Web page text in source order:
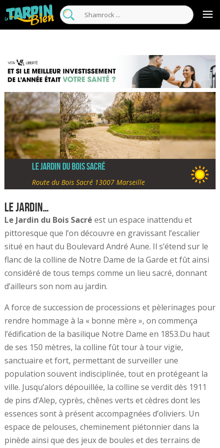
Le Jardin du Bois Sacré
Route du Bois Sacré 13007 Marseille
Le Jardin…
Le Jardin du Bois Sacré est un espace inattendu et
pittoresque que l’on découvre en gravissant l’escalier
situé en haut du Boulevard André Aune. Il s’étend sur le
flanc de la colline de Notre Dame de la Garde et fût ainsi
considéré de tous temps comme un lieu sacré, donnant
d’ailleurs son nom au jardin.
A force de succession de processions et pèlerinages pour
rendre hommage à la « bonne mère », on commença
l’édification de la basilique Notre Dame en 1853.Du haut
de ses 150 mètres, la colline fût tour à tour vigie,
sanctuaire et fort, permettant de surveiller une
population souvent indisciplinée, tout en protégeant la
ville. Jusqu’alors dépouillée, la colline se verdit dès 1911
de pins d’Alep, cyprès, chênes verts et cèdres dont les
essences sont à présent accompagnées d’oliviers. Un
espace de pelouses, cheminement piétonnier dans la
pinède ainsi que des jeux de boules et des terrains de